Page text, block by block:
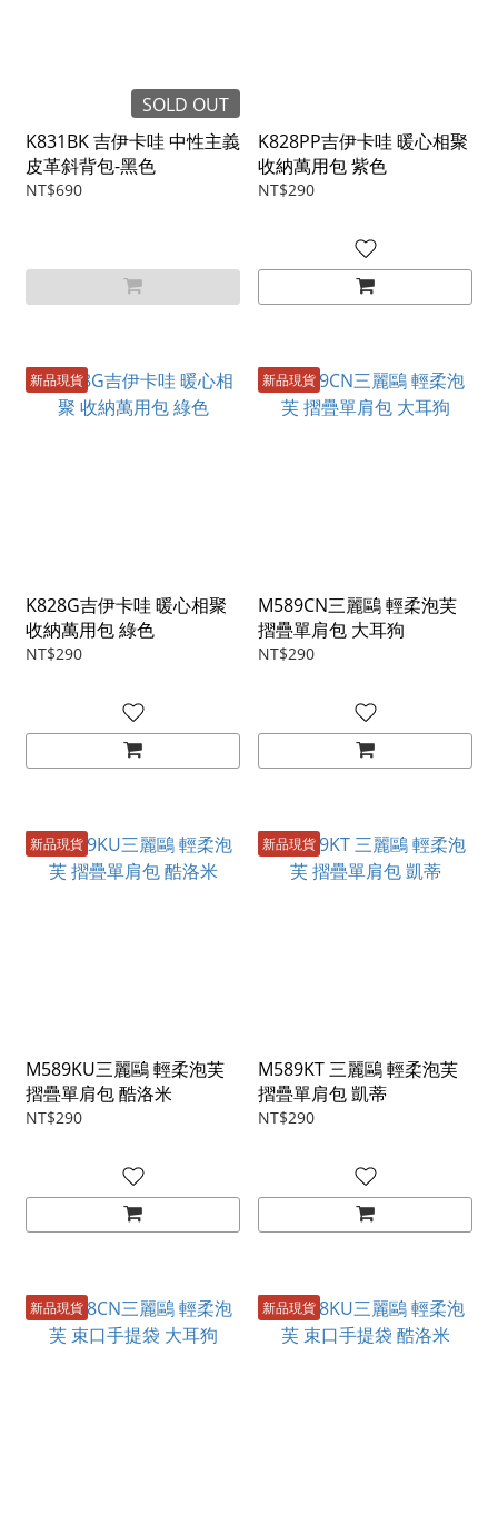
SOLD OUT
K831BK 吉伊卡哇 中性主義
皮革斜背包-黑色
NT$690
K828PP吉伊卡哇 暖心相聚
收納萬用包 紫色
NT$290
新品現貨
K828G吉伊卡哇 暖心相聚
收納萬用包 綠色
NT$290
新品現貨
M589CN三麗鷗 輕柔泡芙
摺疊單肩包 大耳狗
NT$290
新品現貨
M589KU三麗鷗 輕柔泡芙
摺疊單肩包 酷洛米
NT$290
新品現貨
M589KT 三麗鷗 輕柔泡芙
摺疊單肩包 凱蒂
NT$290
新品現貨 新品現貨